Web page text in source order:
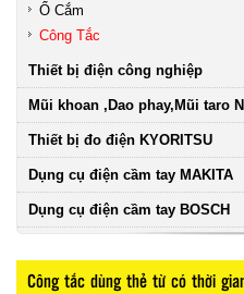
Ổ Cắm
Công Tắc
Thiết bị điện công nghiệp
Mũi khoan ,Dao phay,Mũi taro
Thiết bị đo điện KYORITSU
Dụng cụ điện cầm tay MAKITA
Dụng cụ điện cầm tay BOSCH
Công tắc dùng thẻ từ có thời